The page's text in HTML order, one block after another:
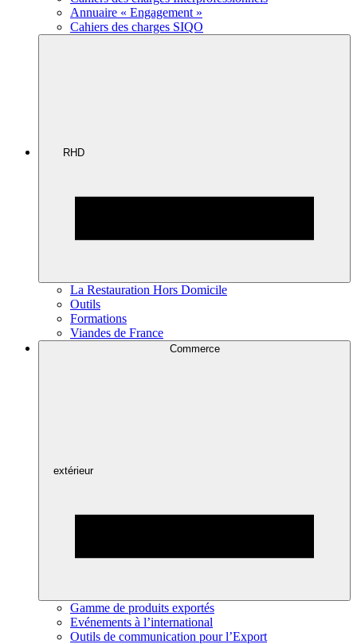
Annuaire « Engagement »
Cahiers des charges SIQO
RHD
La Restauration Hors Domicile
Outils
Formations
Viandes de France
Commerce
extérieur
Gamme de produits exportés
Evénements à l’international
Outils de communication pour l’Export